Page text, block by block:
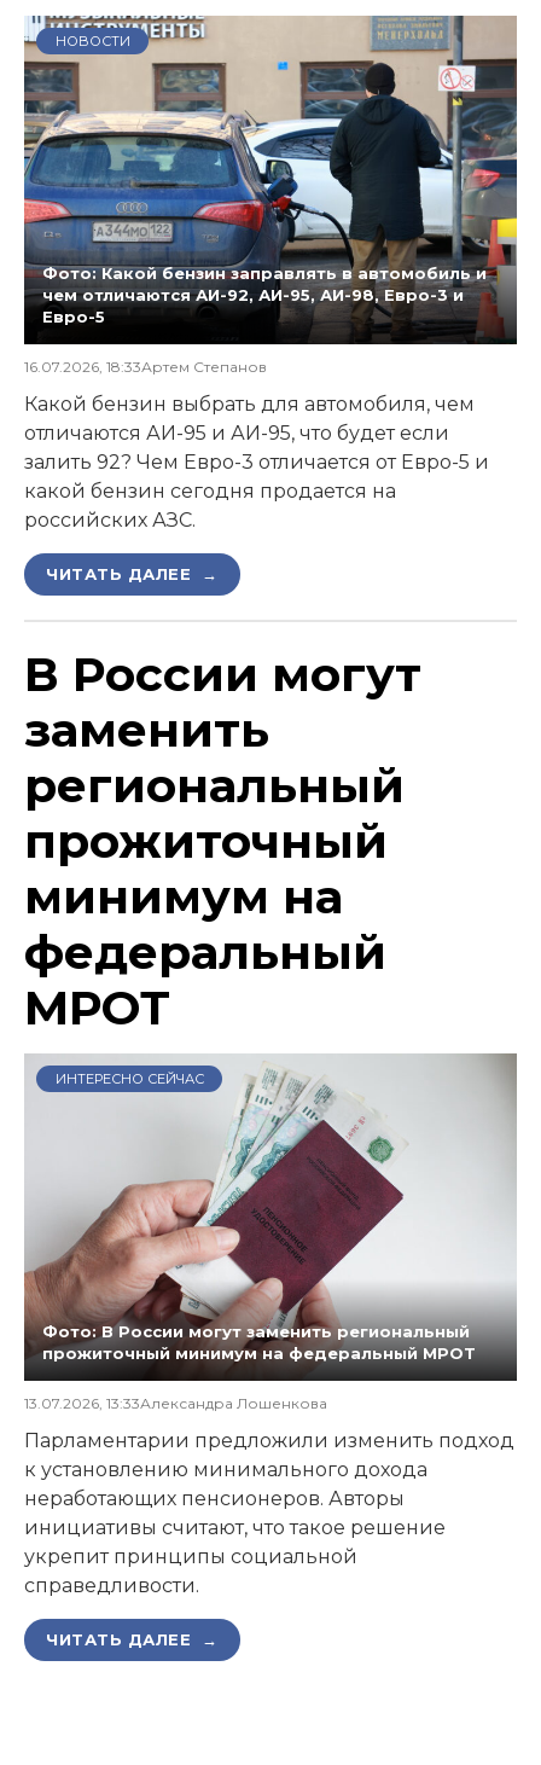
НОВОСТИ
Фото: Какой бензин заправлять в автомобиль и
чем отличаются АИ-92, АИ-95, АИ-98, Евро-3 и
Евро-5
16.07.2026, 18:33Артем Степанов
Какой бензин выбрать для автомобиля, чем
отличаются АИ-95 и АИ-95, что будет если
залить 92? Чем Евро-3 отличается от Евро-5 и
какой бензин сегодня продается на
российских АЗС.
ЧИТАТЬ ДАЛЕЕ →
В России могут
заменить
региональный
прожиточный
минимум на
федеральный
МРОТ
ИНТЕРЕСНО СЕЙЧАС
Фото: В России могут заменить региональный
прожиточный минимум на федеральный МРОТ
13.07.2026, 13:33Александра Лошенкова
Парламентарии предложили изменить подход
к установлению минимального дохода
неработающих пенсионеров. Авторы
инициативы считают, что такое решение
укрепит принципы социальной
справедливости.
ЧИТАТЬ ДАЛЕЕ →